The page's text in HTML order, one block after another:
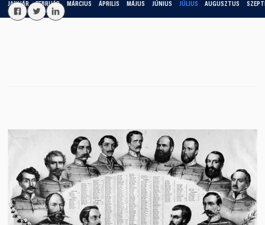
JANUÁR FEBRUÁR MÁRCIUS ÁPRILIS MÁJUS JÚNIUS JÚLIUS AUGUSZTUS